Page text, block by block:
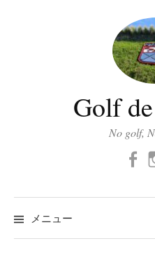
Golf
No golf,
メニュー